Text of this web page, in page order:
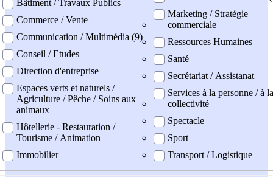
Bâtiment / Travaux Publics
Commerce / Vente
Communication / Multimédia (9)
Conseil / Etudes
Direction d'entreprise
Espaces verts et naturels /
Agriculture / Pêche / Soins aux
animaux
Hôtellerie - Restauration /
Tourisme / Animation
Immobilier
Marketing / Stratégie
commerciale
Ressources Humaines
Santé
Secrétariat / Assistanat
Services à la personne / à la
collectivité
Spectacle
Sport
Transport / Logistique